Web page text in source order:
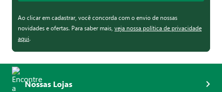
Ao clicar em cadastrar, você concorda com o envio de nossas
novidades e ofertas. Para saber mais, veja nossa política de privacidade
aqui.
Nossas Lojas